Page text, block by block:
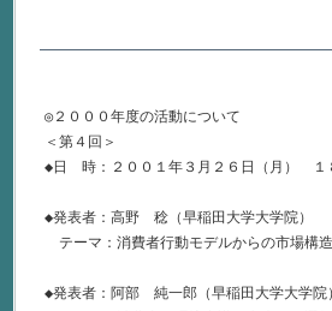
◎２０００年度の活動について
＜第４回＞
◆日　時：２００１年３月２６日（月）　
◆発表者：高野　稔（早稲田大学大学院）
テーマ：消費者行動モデルからの市場構
◆発表者：阿部　純一郎（早稲田大学大学院